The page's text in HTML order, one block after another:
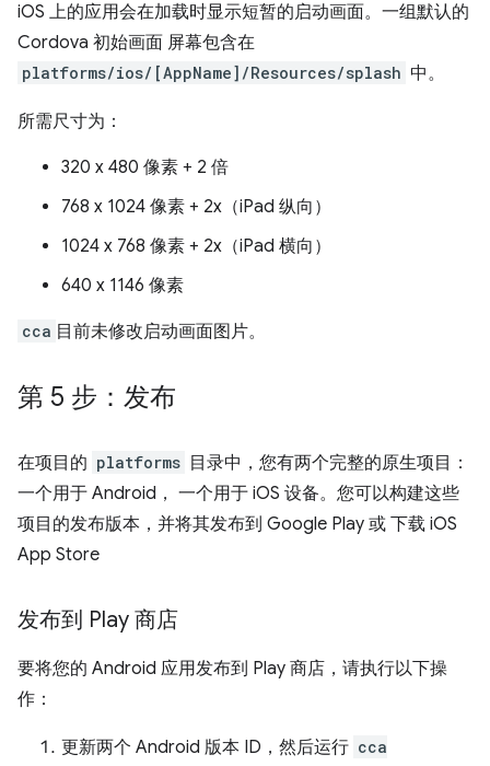
iOS 上的应用会在加载时显示短暂的启动画面。一组默认的
Cordova 初始画面 屏幕包含在
platforms/ios/[AppName]/Resources/splash 中。
所需尺寸为：
320 x 480 像素 + 2 倍
768 x 1024 像素 + 2x（iPad 纵向）
1024 x 768 像素 + 2x（iPad 横向）
640 x 1146 像素
cca 目前未修改启动画面图片。
第 5 步：发布
在项目的 platforms 目录中，您有两个完整的原生项目：
一个用于 Android， 一个用于 iOS 设备。您可以构建这些
项目的发布版本，并将其发布到 Google Play 或 下载 iOS
App Store
发布到 Play 商店
要将您的 Android 应用发布到 Play 商店，请执行以下操
作：
更新两个 Android 版本 ID，然后运行 cca